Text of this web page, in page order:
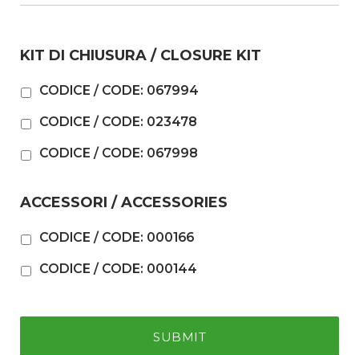
KIT DI CHIUSURA / CLOSURE KIT
CODICE / CODE: 067994
CODICE / CODE: 023478
CODICE / CODE: 067998
ACCESSORI / ACCESSORIES
CODICE / CODE: 000166
CODICE / CODE: 000144